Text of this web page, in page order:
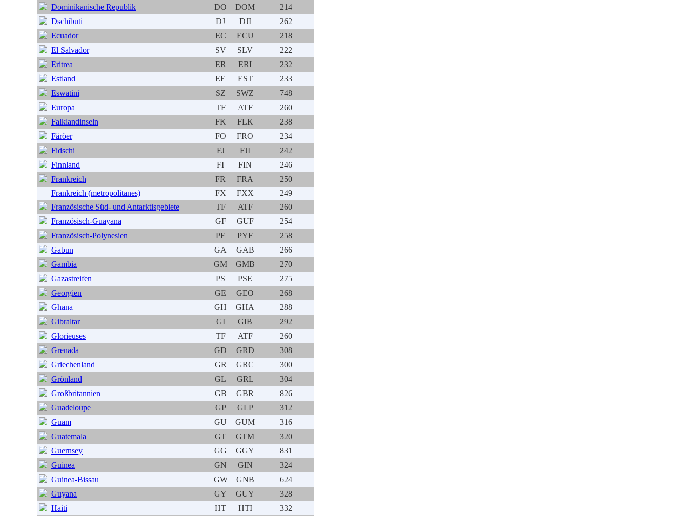
Dominikanische Republik
DO DOM
214
Dschibuti
DJ DJI
262
Ecuador
EC ECU
218
El Salvador
SV SLV
222
Eritrea
ER ERI
232
Estland
EE EST
233
Eswatini
SZ SWZ
748
Europa
TF ATF
260
Falklandinseln
FK FLK
238
Färöer
FO FRO
234
Fidschi
FJ FJI
242
Finnland
FI FIN
246
Frankreich
FR FRA
250
Frankreich (metropolitanes)
FX FXX
249
Französische Süd- und Antarktisgebiete
TF ATF
260
Französisch-Guayana
GF GUF
254
Französisch-Polynesien
PF PYF
258
Gabun
GA GAB
266
Gambia
GM GMB
270
Gazastreifen
PS PSE
275
Georgien
GE GEO
268
Ghana
GH GHA
288
Gibraltar
GI GIB
292
Glorieuses
TF ATF
260
Grenada
GD GRD
308
Griechenland
GR GRC
300
Grönland
GL GRL
304
Großbritannien
GB GBR
826
Guadeloupe
GP GLP
312
Guam
GU GUM
316
Guatemala
GT GTM
320
Guernsey
GG GGY
831
Guinea
GN GIN
324
Guinea-Bissau
GW GNB
624
Guyana
GY GUY
328
Haiti
HT HTI
332